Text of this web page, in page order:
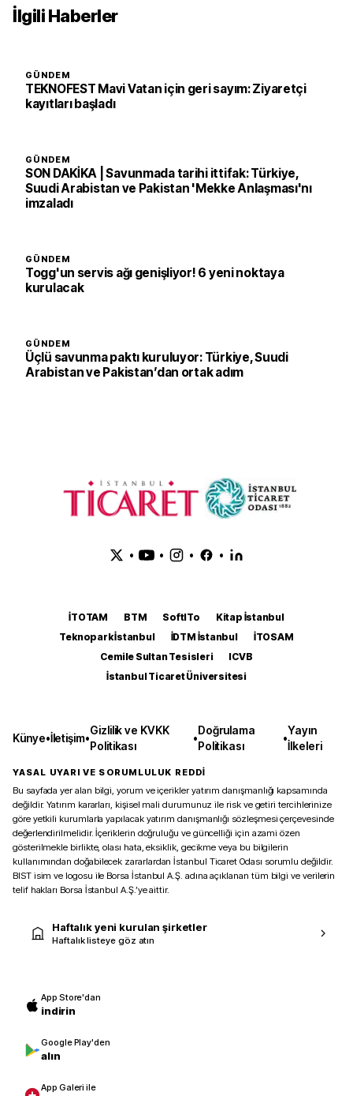
İlgili Haberler
GÜNDEM
TEKNOFEST Mavi Vatan için geri sayım: Ziyaretçi
kayıtları başladı
GÜNDEM
SON DAKİKA | Savunmada tarihi ittifak: Türkiye,
Suudi Arabistan ve Pakistan 'Mekke Anlaşması'nı
imzaladı
GÜNDEM
Togg'un servis ağı genişliyor! 6 yeni noktaya
kurulacak
GÜNDEM
Üçlü savunma paktı kuruluyor: Türkiye, Suudi
Arabistan ve Pakistan’dan ortak adım
• • • •
İTOTAM BTM SoftITo
Kitap İstanbul
Teknopark İstanbul
İDTM İstanbul
İTOSAM
Cemile Sultan Tesisleri
ICVB
İstanbul Ticaret Üniversitesi
Künye•İletişim•
Gizlilik ve KVKK
Politikası
•
Doğrulama
Politikası
•
Yayın
İlkeleri
YASAL UYARI VE SORUMLULUK REDDİ
Bu sayfada yer alan bilgi, yorum ve içerikler yatırım danışmanlığı kapsamında
değildir. Yatırım kararları, kişisel mali durumunuz ile risk ve getiri tercihlerinize
göre yetkili kurumlarla yapılacak yatırım danışmanlığı sözleşmesi çerçevesinde
değerlendirilmelidir. İçeriklerin doğruluğu ve güncelliği için azami özen
gösterilmekle birlikte, olası hata, eksiklik, gecikme veya bu bilgilerin
kullanımından doğabilecek zararlardan İstanbul Ticaret Odası sorumlu değildir.
BIST isim ve logosu ile Borsa İstanbul A.Ş. adına açıklanan tüm bilgi ve verilerin
telif hakları Borsa İstanbul A.Ş.’ye aittir.
Haftalık yeni kurulan şirketler
Haftalık listeye göz atın
App Store'dan
indirin
Google Play'den
alın
App Galeri ile